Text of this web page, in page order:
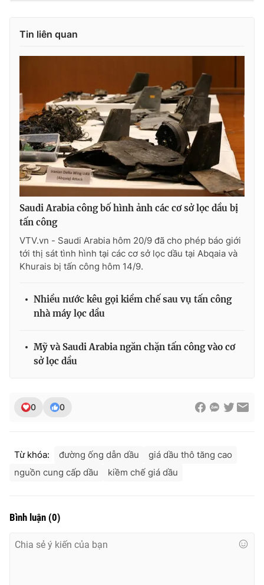
Liên hệ quảng cáo:
® Cấm sao chép dưới mọi hình thức nếu không có sự chấp
thuận bằng văn bản. Ghi rõ nguồn VTV.vn khi phát hành lại
thông tin từ website này.
Tin liên quan
Saudi Arabia công bố hình ảnh các cơ sở lọc dầu bị
tấn công
VTV.vn - Saudi Arabia hôm 20/9 đã cho phép báo giới
tới thị sát tình hình tại các cơ sở lọc dầu tại Abqaia và
Khurais bị tấn công hôm 14/9.
Nhiều nước kêu gọi kiềm chế sau vụ tấn công
nhà máy lọc dầu
Mỹ và Saudi Arabia ngăn chặn tấn công vào cơ
sở lọc dầu
0 0
Từ khóa: đường ống dẫn dầu
giá dầu thô tăng cao
nguồn cung cấp dầu
kiềm chế giá dầu
Bình luận (0)